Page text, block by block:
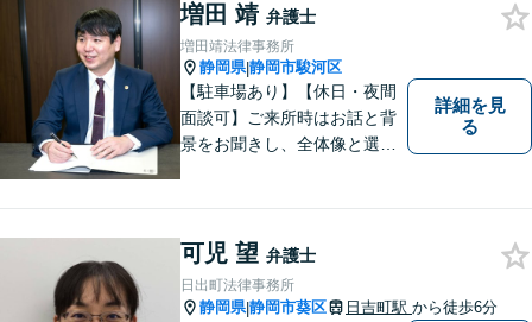
す。 どんな些細なことでも結
構ですので、お気軽にご相談
ください。
増田 靖 弁護士
増田靖法律事務所
静岡県|静岡市駿河区
【駐車場あり】【休日・夜間
面談可】ご来所時はお話と背
景をお聞きし、全体像と選択
ください。
詳細を見
る
可児 望 弁護士
日出町法律事務所
静岡県|静岡市葵区 日吉町駅 から徒歩6分